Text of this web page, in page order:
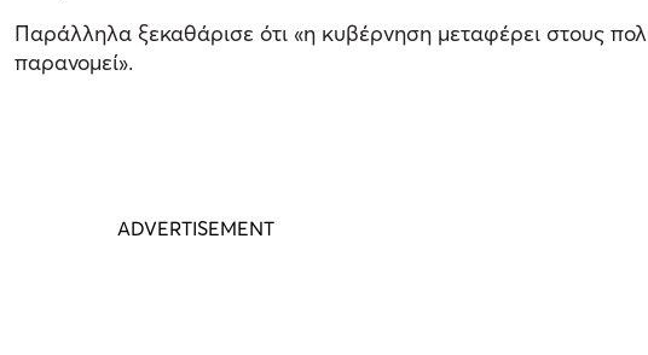
Παράλληλα ξεκαθάρισε ότι «η κυβέρνηση μεταφέρει στους
παρανομεί».